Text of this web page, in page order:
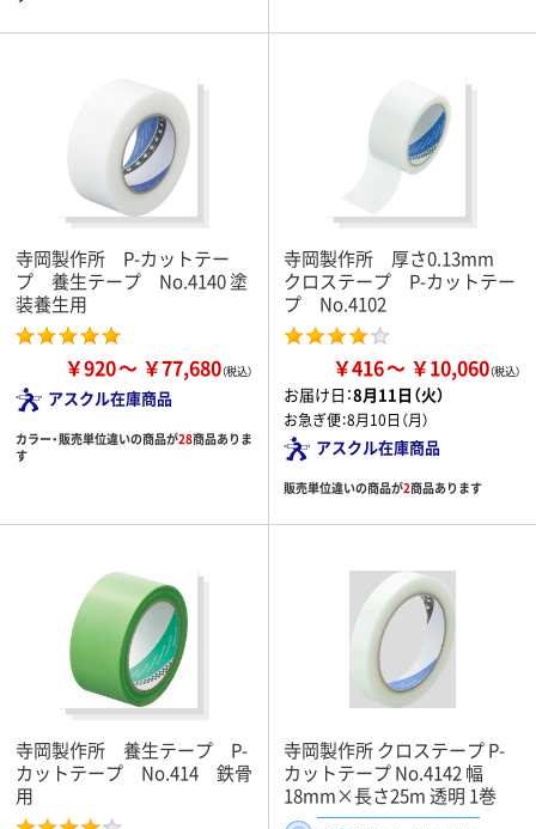
寺岡製作所 P-カットテー
プ 養生テープ No.4140 塗
装養生用
￥920 ￥77,680
アスクル在庫商品
カラー・販売単位違いの商品が28商品ありま
す
寺岡製作所 厚さ0.13mm
クロステープ P-カットテー
プ No.4102
￥416 ￥10,060
お届け日：8月11日（火）
お急ぎ便：8月10日（月）
アスクル在庫商品
販売単位違いの商品が2商品あります
寺岡製作所 養生テープ P-
カットテープ No.414 鉄骨
用
寺岡製作所 クロステープ P-
カットテープ No.4142 幅
18mm×長さ25m 透明 1巻